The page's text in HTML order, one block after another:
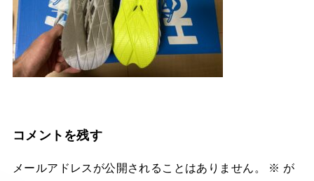
コメントを残す
メールアドレスが公開されることはありません。 ※ が